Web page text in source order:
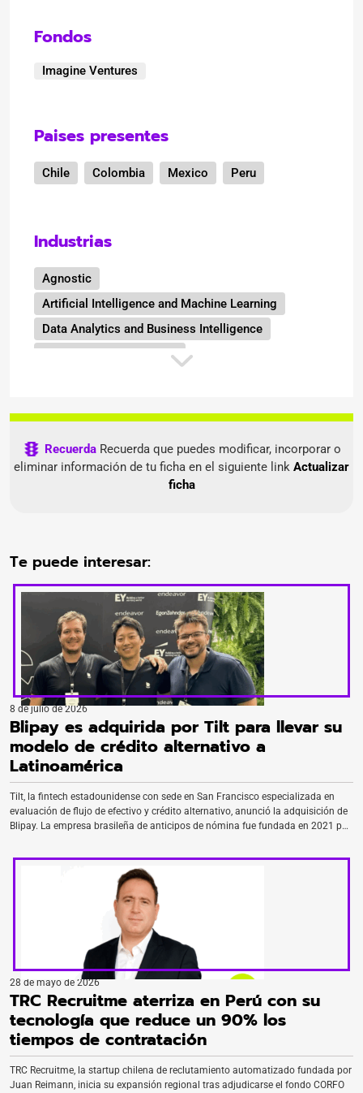
Fondos
Imagine Ventures
Paises presentes
Chile Colombia Mexico Peru
Industrias
Agnostic
Artificial Intelligence and Machine Learning
Data Analytics and Business Intelligence
Energy and Sustainability
Recuerda Recuerda que puedes modificar, incorporar o
eliminar información de tu ficha en el siguiente link Actualizar
ficha
Te puede interesar:
8 de julio de 2026
Blipay es adquirida por Tilt para llevar su
modelo de crédito alternativo a
Latinoamérica
Tilt, la fintech estadounidense con sede en San Francisco especializada en
evaluación de flujo de efectivo y crédito alternativo, anunció la adquisición de
Blipay. La empresa brasileña de anticipos de nómina fue fundada en 2021 por
Felipe Müller Ziliotti. Aunque las compañías no revelaron […]
28 de mayo de 2026
TRC Recruitme aterriza en Perú con su
tecnología que reduce un 90% los
tiempos de contratación
TRC Recruitme, la startup chilena de reclutamiento automatizado fundada por
Juan Reimann, inicia su expansión regional tras adjudicarse el fondo CORFO